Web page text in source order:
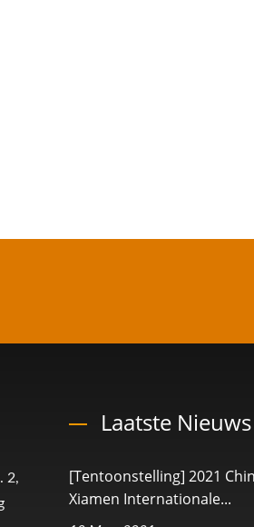
2,
Laatste Nieuws
[Tentoonstelling] 2021
Xiamen Internationale...